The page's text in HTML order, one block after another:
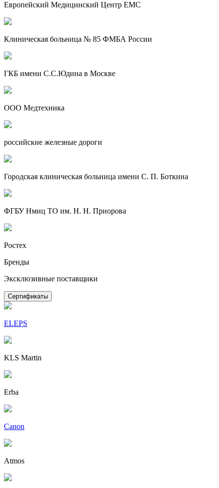
Европейский Медицинский Центр EMC
Клиническая больница № 85 ФМБА России
ГКБ имени С.С.Юдина в Москве
ООО Медтехника
российские железные дороги
Городская клиническая больница имени С. П. Боткина
ФГБУ Нмиц ТО им. Н. Н. Приорова
Ростех
Бренды
Эксклюзивные поставщики
Сертификаты
ELEPS
KLS Martin
Erba
Canon
Atmos